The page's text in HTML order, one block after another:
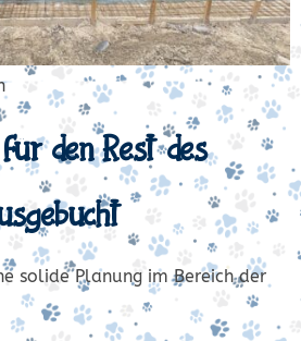
den Rest des
solide Planung im Bereich der